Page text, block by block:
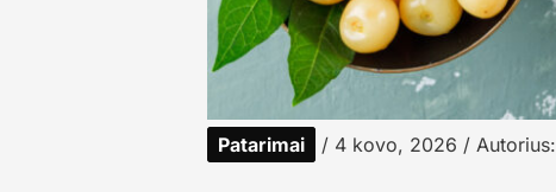
Patarimai / 4 kovo, 2026 / Autorius: